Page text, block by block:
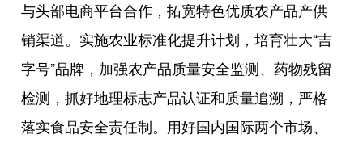
与头部电商平台合作，拓宽特色优质农产品产供
销渠道。实施农业标准化提升计划，培育壮大“吉
字号”品牌，加强农产品质量安全监测、药物残留
检测，抓好地理标志产品认证和质量追溯，严格
落实食品安全责任制。用好国内国际两个市场、